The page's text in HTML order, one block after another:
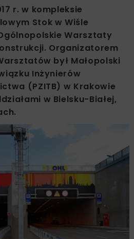
r. w kompleksie
Stok w Wiśle
Warsztaty
Organizatorem
był Małopolski
Inżynierów
(PZITB) w Krakowie
w Bielsku-Białej,